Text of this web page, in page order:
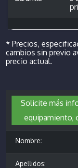
* Precios,
cambios sin previo
precio actual.
Solicite más
equipamiento,
Nombre:
Apellidos: